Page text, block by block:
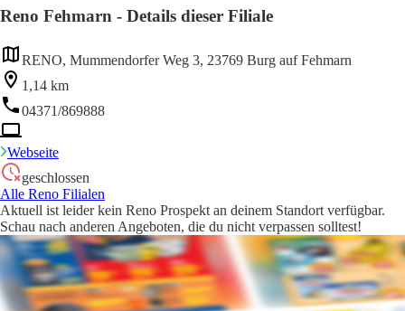
Reno Fehmarn - Details dieser Filiale
RENO, Mummendorfer Weg 3, 23769 Burg auf Fehmarn
1,14 km
04371/869888
Webseite
geschlossen
Alle Reno Filialen
Aktuell ist leider kein Reno Prospekt an deinem Standort verfügbar.
Schau nach anderen Angeboten, die du nicht verpassen solltest!